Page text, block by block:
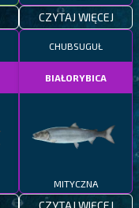
CZYTAJ WIĘCEJ
CHUBSUGUŁ
BIAŁORYBICA
MITYCZNA
CZYTAJ WIĘCEJ